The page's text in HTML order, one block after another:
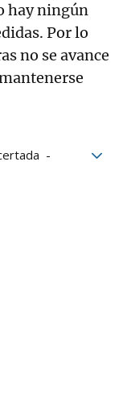
hay ningún
Por lo
no se avance